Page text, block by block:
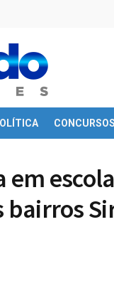
CONCURSOS
em